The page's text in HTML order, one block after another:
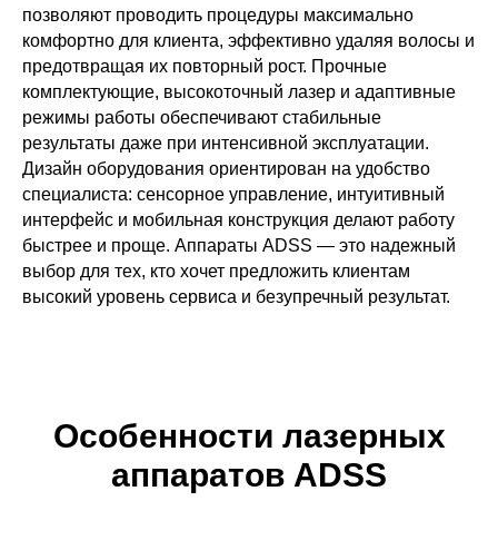
позволяют проводить процедуры максимально
комфортно для клиента, эффективно удаляя волосы и
предотвращая их повторный рост. Прочные
комплектующие, высокоточный лазер и адаптивные
режимы работы обеспечивают стабильные
результаты даже при интенсивной эксплуатации.
Дизайн оборудования ориентирован на удобство
специалиста: сенсорное управление, интуитивный
интерфейс и мобильная конструкция делают работу
быстрее и проще. Аппараты ADSS — это надежный
выбор для тех, кто хочет предложить клиентам
высокий уровень сервиса и безупречный результат.
Особенности лазерных
аппаратов ADSS